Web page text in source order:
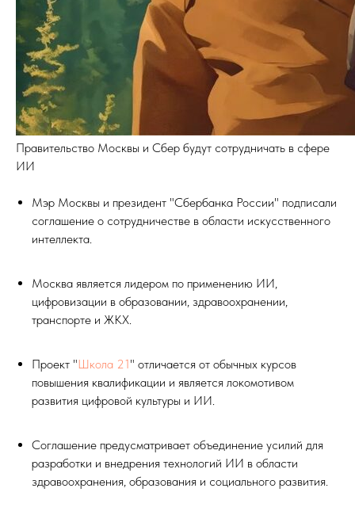
Правительство Москвы и Сбер будут сотрудничать в сфере
ИИ
Мэр Москвы и президент "Сбербанка России" подписали
соглашение о сотрудничестве в области искусственного
интеллекта.
Москва является лидером по применению ИИ,
цифровизации в образовании, здравоохранении,
транспорте и ЖКХ.
Проект "Школа 21" отличается от обычных курсов
повышения квалификации и является локомотивом
развития цифровой культуры и ИИ.
Соглашение предусматривает объединение усилий для
разработки и внедрения технологий ИИ в области
здравоохранения, образования и социального развития.